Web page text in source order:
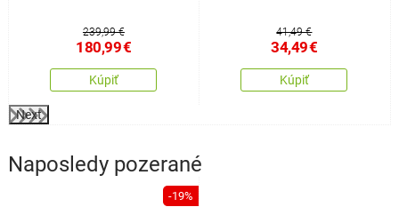
239,99 €
180,99€
Kúpiť
41,49 €
34,49€
Kúpiť
Next
Naposledy pozerané
-19%